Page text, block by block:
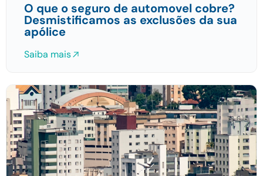
O que o seguro de automovel cobre?
Desmistificamos as exclusões da sua
apólice
Saiba mais